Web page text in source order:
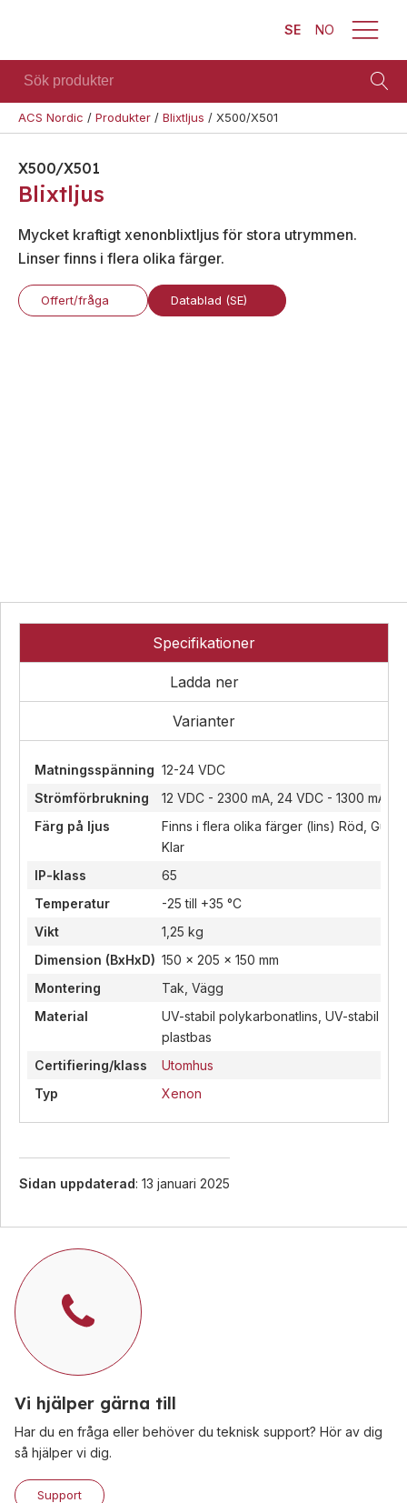
SE NO
Se alla
kategorier
Se alla
produkter
Teknisk
support
Brand
enheter
Larmsystem
Larmklockor
MED-
Kombinerade
Larmsystem
Detektorer
Larmkommunikation
Sök
produkter
ACS Nordic / Produkter / Blixtljus / X500/X501
X500/X501
Blixtljus
Mycket kraftigt xenonblixtljus för stora utrymmen.
Linser finns i flera olika färger.
Offert/fråga Datablad (SE)
Vi hjälper gärna till
Har du en fråga eller behöver du teknisk support? Hör av dig
så hjälper vi dig.
Support
Specifikationer
Ladda ner
Varianter
Matningsspänning 12-24 VDC
Strömförbrukning
12 VDC - 2300 mA, 24 VDC - 1300 mA
Färg på ljus
Finns i flera olika färger (lins) Röd, Gul,
Klar
IP-klass
65
Temperatur
-25 till +35 °C
Vikt
1,25 kg
Dimension (BxHxD) 150 x 205 x 150 mm
Montering
Tak, Vägg
Material
UV-stabil polykarbonatlins, UV-stabil
plastbas
Certifiering/klass
Utomhus
Typ
Xenon
Sidan uppdaterad: 13 januari 2025